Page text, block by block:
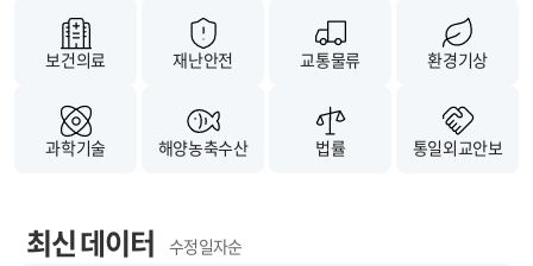
보건의료 재난안전 교통물류 환경기상
과학기술 해양농축수산 법률 통일외교안보
최신 데이터 수정 일자순